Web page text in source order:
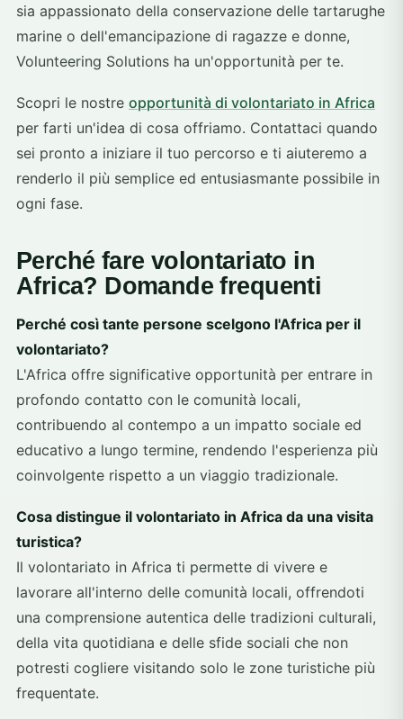
sia appassionato della conservazione delle tartarughe
marine o dell'emancipazione di ragazze e donne,
Volunteering Solutions ha un'opportunità per te.
Scopri le nostre opportunità di volontariato in Africa
per farti un'idea di cosa offriamo. Contattaci quando
sei pronto a iniziare il tuo percorso e ti aiuteremo a
renderlo il più semplice ed entusiasmante possibile in
ogni fase.
Perché fare volontariato in
Africa? Domande frequenti
Perché così tante persone scelgono l'Africa per il
volontariato?
L'Africa offre significative opportunità per entrare in
profondo contatto con le comunità locali,
contribuendo al contempo a un impatto sociale ed
educativo a lungo termine, rendendo l'esperienza più
coinvolgente rispetto a un viaggio tradizionale.
Cosa distingue il volontariato in Africa da una visita
turistica?
Il volontariato in Africa ti permette di vivere e
lavorare all'interno delle comunità locali, offrendoti
una comprensione autentica delle tradizioni culturali,
della vita quotidiana e delle sfide sociali che non
potresti cogliere visitando solo le zone turistiche più
frequentate.